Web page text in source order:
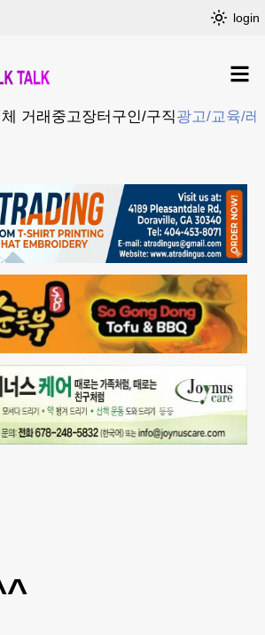
login
거래 중고장터 구인/구직광고/교육/레